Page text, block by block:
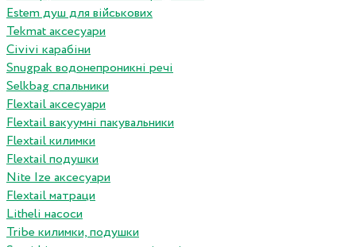
Estem душ для військових
Tekmat аксесуари
Сivivi карабіни
Snugpak водонепроникні речі
Selkbag спальники
Flextail аксесуари
Flextail вакуумні пакувальники
Flextail килимки
Flextail подушки
Nite Ize аксесуари
Flextail матраци
Litheli насоси
Tribe килимки, подушки